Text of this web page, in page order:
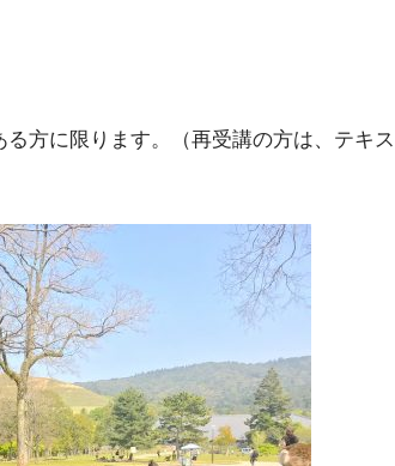
方に限ります。（再受講の方は、テキ